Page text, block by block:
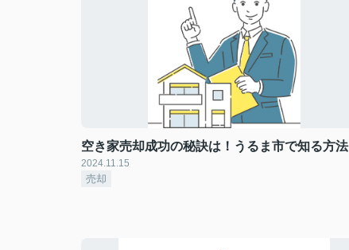
空き家売却成功の秘訣は！うるま市で知る方法
2024.11.15
売却